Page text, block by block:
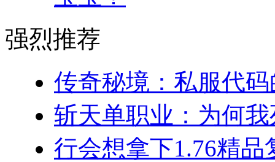
强烈推荐
传奇秘境：私服代
斩天单职业：为何
行会想拿下1.76精